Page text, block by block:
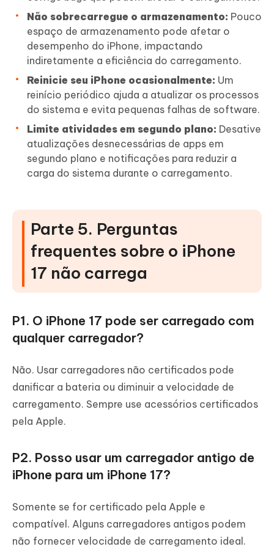
Não sobrecarregue o armazenamento: Pouco
espaço de armazenamento pode afetar o
desempenho do iPhone, impactando
indiretamente a eficiência do carregamento.
Reinicie seu iPhone ocasionalmente: Um
reinício periódico ajuda a atualizar os processos
do sistema e evita pequenas falhas de software.
Limite atividades em segundo plano: Desative
atualizações desnecessárias de apps em
segundo plano e notificações para reduzir a
carga do sistema durante o carregamento.
Parte 5. Perguntas
frequentes sobre o iPhone
17 não carrega
P1. O iPhone 17 pode ser carregado com
qualquer carregador?
Não. Usar carregadores não certificados pode
danificar a bateria ou diminuir a velocidade de
carregamento. Sempre use acessórios certificados
pela Apple.
P2. Posso usar um carregador antigo de
iPhone para um iPhone 17?
Somente se for certificado pela Apple e
compatível. Alguns carregadores antigos podem
não fornecer velocidade de carregamento ideal.